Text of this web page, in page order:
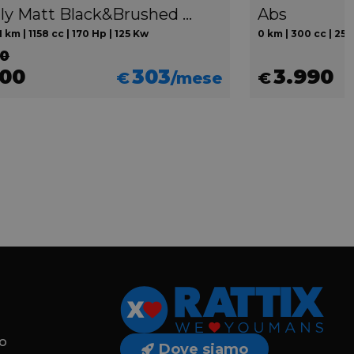
1160 Rally Matt Black&Brushed Aluminium Full Adventure my23
km | 1158 cc | 170 Hp | 125 Kw
€303/mese
Abs
0 km | 300 cc |
€3.990
Dove siamo